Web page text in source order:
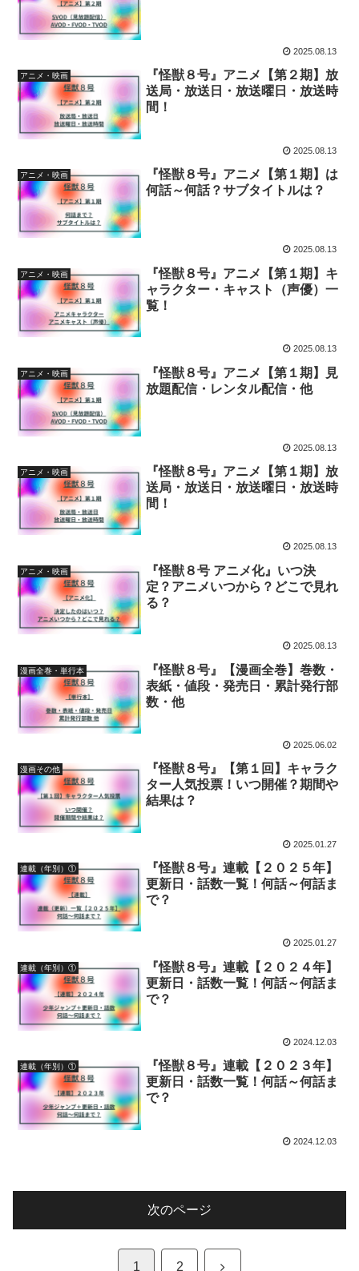
2025.08.13
アニメ・映画
『怪獣８号』アニメ【第２期】放
送局・放送日・放送曜日・放送時
間！
2025.08.13
アニメ・映画
『怪獣８号』アニメ【第１期】は
何話～何話？サブタイトルは？
2025.08.13
アニメ・映画
『怪獣８号』アニメ【第１期】キ
ャラクター・キャスト（声優）一
覧！
2025.08.13
アニメ・映画
『怪獣８号』アニメ【第１期】見
放題配信・レンタル配信・他
2025.08.13
アニメ・映画
『怪獣８号』アニメ【第１期】放
送局・放送日・放送曜日・放送時
間！
2025.08.13
アニメ・映画
『怪獣８号 アニメ化』いつ決
定？アニメいつから？どこで見れ
る？
2025.08.13
漫画全巻・単行本
『怪獣８号』【漫画全巻】巻数・
表紙・値段・発売日・累計発行部
数・他
2025.06.02
漫画その他
『怪獣８号』【第１回】キャラク
ター人気投票！いつ開催？期間や
結果は？
2025.01.27
連載（年別）①
『怪獣８号』連載【２０２５年】
更新日・話数一覧！何話～何話ま
で？
2025.01.27
連載（年別）①
『怪獣８号』連載【２０２４年】
更新日・話数一覧！何話～何話ま
で？
2024.12.03
連載（年別）①
『怪獣８号』連載【２０２３年】
更新日・話数一覧！何話～何話ま
で？
2024.12.03
次のページ
1 2 次